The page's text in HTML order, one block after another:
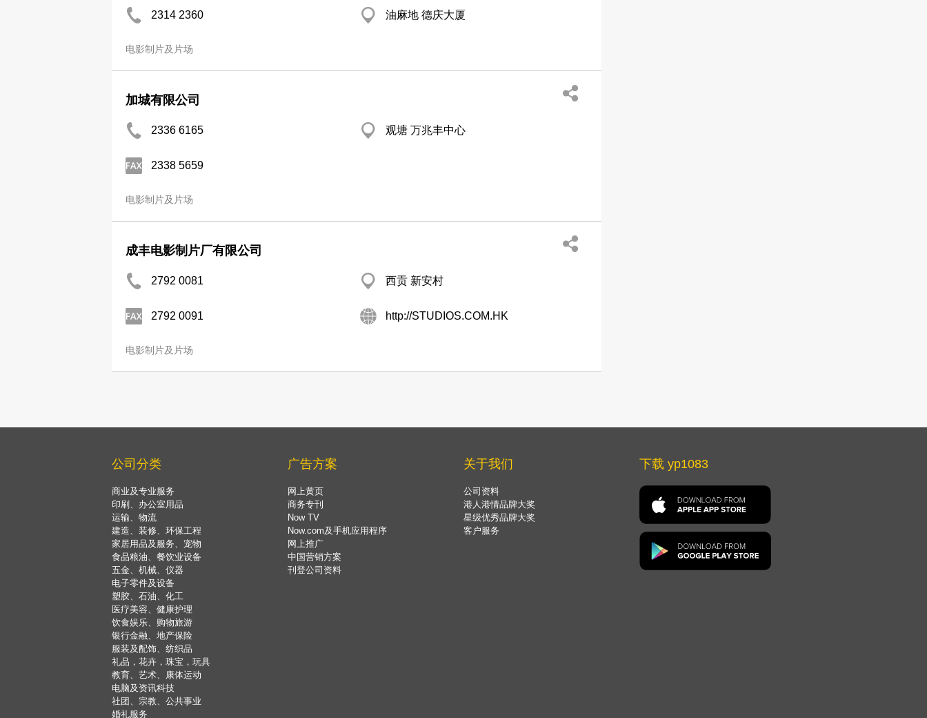
2314 2360 油麻地 德庆大厦
电影制片及片场
加城有限公司
2336 6165 观塘 万兆丰中心
2338 5659
电影制片及片场
成丰电影制片厂有限公司
2792 0081 西贡 新安村
2792 0091 http://STUDIOS.COM.HK
电影制片及片场
公司分类
商业及专业服务
印刷、办公室用品
运输、物流
建造、装修、环保工程
家居用品及服务、宠物
食品粮油、餐饮业设备
五金、机械、仪器
电子零件及设备
塑胶、石油、化工
医疗美容、健康护理
饮食娱乐、购物旅游
银行金融、地产保险
服装及配饰、纺织品
礼品，花卉，珠宝，玩具
教育、艺术、康体运动
电脑及资讯科技
社团、宗教、公共事业
婚礼服务
广告方案
网上黄页
商务专刊
Now TV
Now.com及手机应用程序
网上推广
中国营销方案
刊登公司资料
关于我们
公司资料
港人港情品牌大奖
星级优秀品牌大奖
客户服务
下载 yp1083